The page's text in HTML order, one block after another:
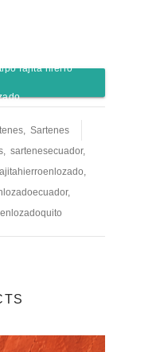
fajita hierro
Sartenes
sartenesecuador,
,